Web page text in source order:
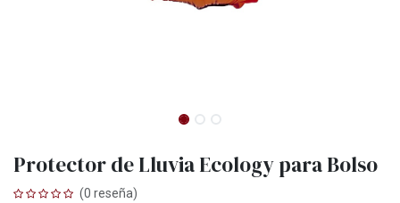
Protector de Lluvia Ecology para Bolso
(0 reseña)